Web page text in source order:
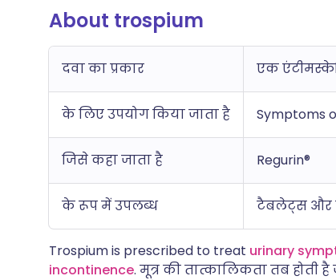
About trospium
दवा का प्रकार एक
के लिए उपयोग किया जाता है Symptoms
जिसे कहा जाता है Regurin®
के रूप में उपलब्ध टैबलेट्स और
Trospium is prescribed to treat urinary
incontinence. मूत्र की तात्कालिकता तब